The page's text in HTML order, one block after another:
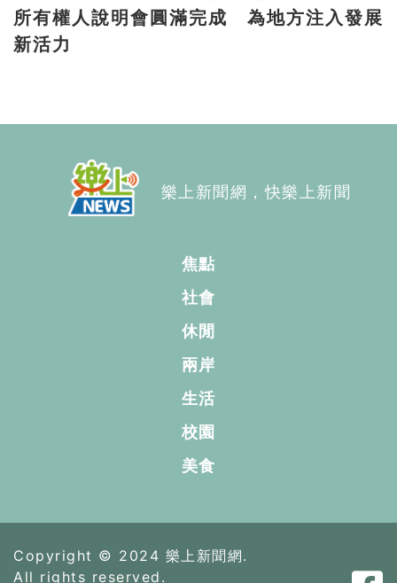
所有權人說明會圓滿完成 為地方注入發展
新活力
樂上新聞網，快樂上新聞
焦點
社會
休閒
兩岸
生活
校園
美食
Copyright © 2024 樂上新聞網.
All rights reserved.